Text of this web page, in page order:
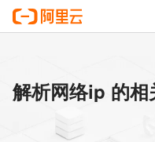
解析网络ip 的相